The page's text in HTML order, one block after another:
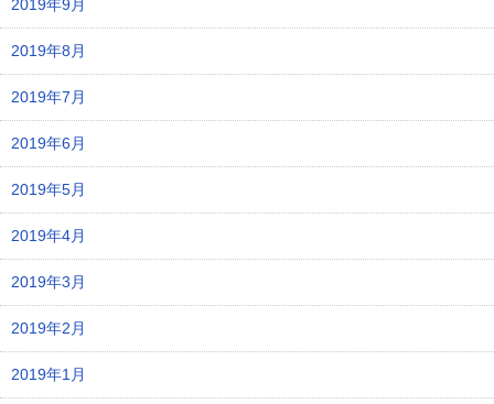
2019年9月
2019年8月
2019年7月
2019年6月
2019年5月
2019年4月
2019年3月
2019年2月
2019年1月